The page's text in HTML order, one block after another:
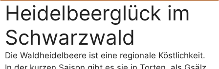
Heidelbeerglück im
Schwarzwald
Die Waldheidelbeere ist eine regionale Köstlichkeit.